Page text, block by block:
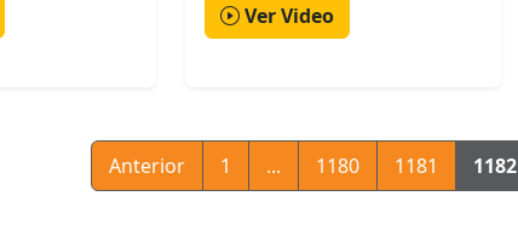
Ver Video
Anterior 1 ... 1180 1181 1182